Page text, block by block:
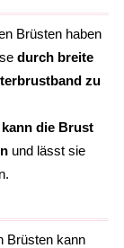
Brüsten haben
durch breite
zu
die Brust
und lässt sie
Brüsten kann